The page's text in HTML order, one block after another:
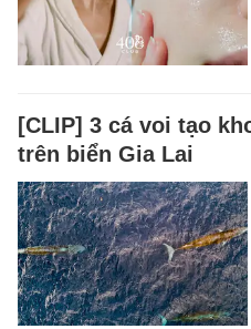
[CLIP] 3 cá voi tạo
trên biển Gia Lai